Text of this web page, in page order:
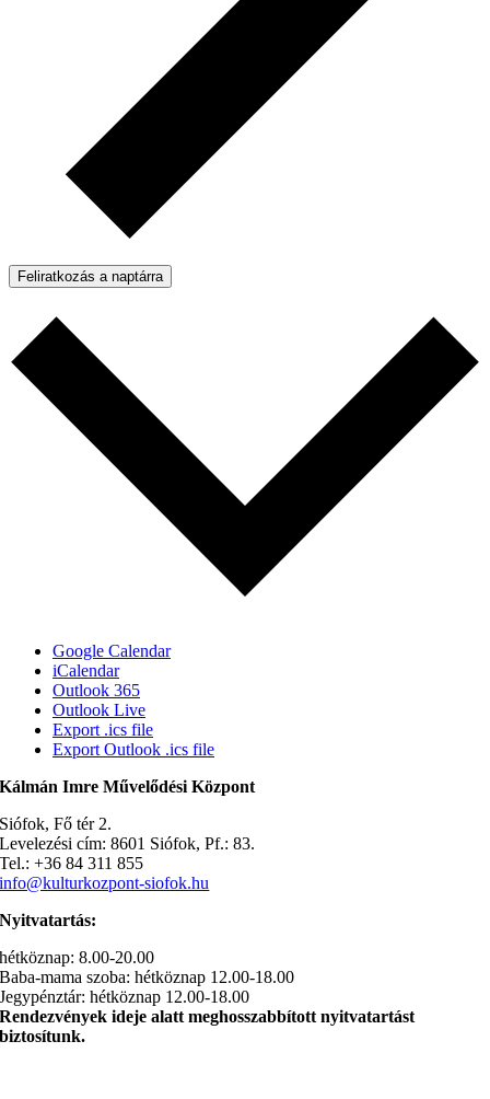
Feliratkozás a naptárra
Google Calendar
iCalendar
Outlook 365
Outlook Live
Export .ics file
Export Outlook .ics file
Kálmán Imre Művelődési Központ
Siófok, Fő tér 2.
Levelezési cím: 8601 Siófok, Pf.: 83.
Tel.: +36 84 311 855
info@kulturkozpont-siofok.hu
Nyitvatartás:
hétköznap: 8.00-20.00
Baba-mama szoba: hétköznap 12.00-18.00
Jegypénztár: hétköznap 12.00-18.00
Rendezvények ideje alatt meghosszabbított nyitvatartást
biztosítunk.